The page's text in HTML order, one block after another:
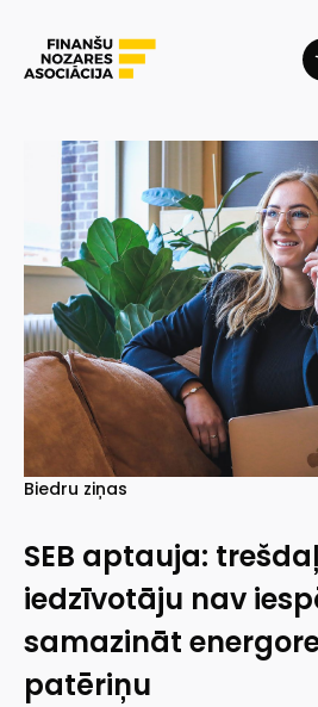
Biedru ziņas
SEB aptauja:
iedzīvotāju nav
samazināt
patēriņu